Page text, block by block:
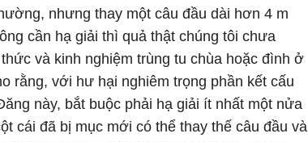
nhưng thay một câu đầu dài hơn 4 m
cần hạ giải thì quả thật chúng tôi chưa
và kinh nghiệm trùng tu chùa hoặc đình ở
rằng, với hư hại nghiêm trọng phần kết cấu
này, bắt buộc phải hạ giải ít nhất một nửa
cái đã bị mục mới có thể thay thế câu đầu và